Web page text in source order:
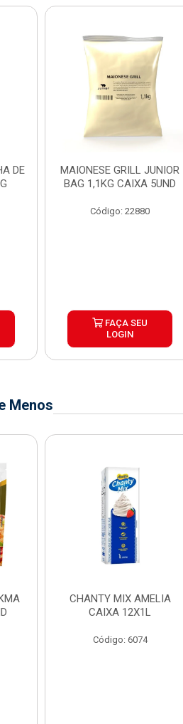
DE
MAIONESE GRILL JUNIOR
BAG 1,1KG CAIXA 5UND
Código: 22880
FAÇA SEU
LOGIN
Menos
CHANTY MIX AMELIA
CAIXA 12X1L
Código: 6074